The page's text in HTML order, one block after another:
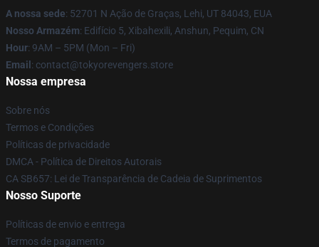
A nossa sede: 52701 N Ação de Graças, Lehi, UT 84043, EUA
Nosso Armazém: Edifício 5, Xibahexili, Anshun, Pequim, CN
Hour: 9AM – 5PM (Mon – Fri)
Email : contact@tokyorevengers.store
Nossa empresa
Sobre nós
Termos e Condições
Políticas de privacidade
DMCA - Política de Direitos Autorais
CA SB657: Lei de Transparência de Cadeia de Suprimentos
Nosso Suporte
Políticas de envio e entrega
Termos de pagamento